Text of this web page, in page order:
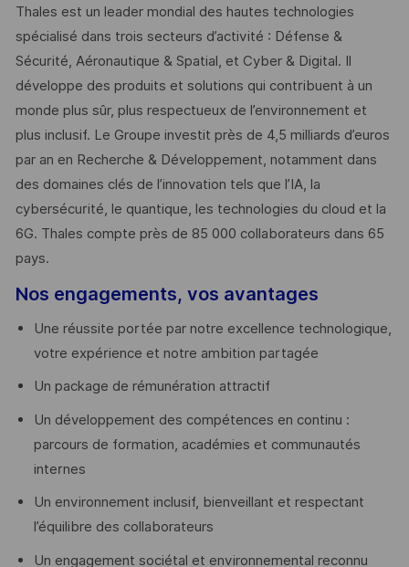
Thales est un leader mondial des hautes technologies
spécialisé dans trois secteurs d’activité : Défense &
Sécurité, Aéronautique & Spatial, et Cyber & Digital. Il
développe des produits et solutions qui contribuent à un
monde plus sûr, plus respectueux de l’environnement et
plus inclusif. Le Groupe investit près de 4,5 milliards d’euros
par an en Recherche & Développement, notamment dans
des domaines clés de l’innovation tels que l’IA, la
cybersécurité, le quantique, les technologies du cloud et la
6G. Thales compte près de 85 000 collaborateurs dans 65
pays. ​
Nos engagements, vos avantages
Une réussite portée par notre excellence technologique,
votre expérience et notre ambition partagée
Un package de rémunération attractif
Un développement des compétences en continu :
parcours de formation, académies et communautés
internes
Un environnement inclusif, bienveillant et respectant
l’équilibre des collaborateurs
Un engagement sociétal et environnemental reconnu